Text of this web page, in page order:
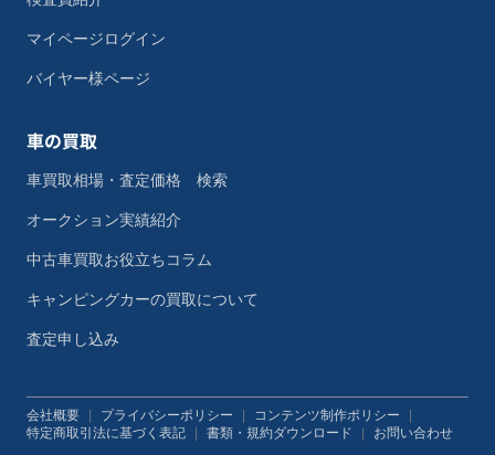
マイページログイン
バイヤー様ページ
車の買取
車買取相場・査定価格 検索
オークション実績紹介
中古車買取お役立ちコラム
キャンピングカーの買取について
査定申し込み
会社概要 プライバシーポリシー コンテンツ制作ポリシー
特定商取引法に基づく表記
書類・規約ダウンロード お問い合わせ